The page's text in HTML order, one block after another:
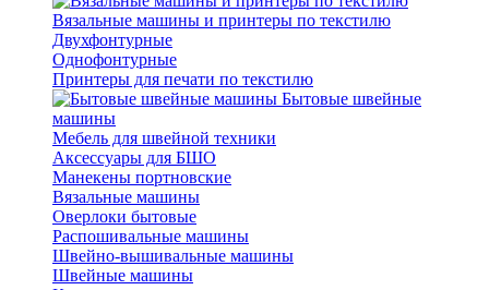
Вязальные машины и принтеры по текстилю
Двухфонтурные
Однофонтурные
Принтеры для печати по текстилю
Бытовые швейные
машины
Мебель для швейной техники
Аксессуары для БШО
Манекены портновские
Вязальные машины
Оверлоки бытовые
Распошивальные машины
Швейно-вышивальные машины
Швейные машины